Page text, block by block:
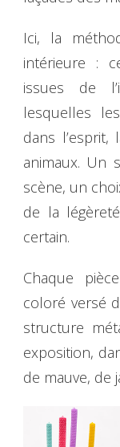
Ici, la
intérieure :
issues de
lesquelles
dans l’esprit,
animaux. Un
scène, un
de la
certain.
Chaque
coloré versé
structure
exposition,
de mauve, de